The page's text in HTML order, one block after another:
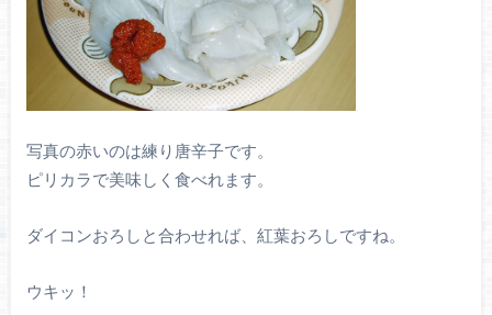
写真の赤いのは練り唐辛子です。
ピリカラで美味しく食べれます。
ダイコンおろしと合わせれば、紅葉おろしですね。
ウキッ！